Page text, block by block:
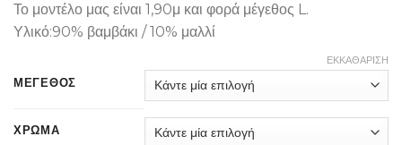
Το μοντέλο μας είναι 1,90μ και φορά μέγεθος L.
Υλικό:90% βαμβάκι / 10% μαλλί
ΜΕΓΕΘΟΣ
ΧΡΩΜΑ
ΕΚΚΑΘΆΡΙΣΗ